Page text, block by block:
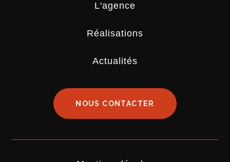
L'agence
Réalisations
Actualités
NOUS CONTACTER